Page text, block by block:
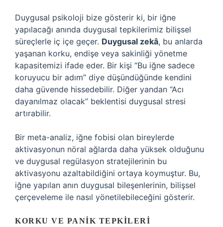
Duygusal psikoloji bize gösterir ki, bir iğne
yapılacağı anında duygusal tepkilerimiz bilişsel
süreçlerle iç içe geçer. Duygusal zekâ, bu anlarda
yaşanan korku, endişe veya sakinliği yönetme
kapasitemizi ifade eder. Bir kişi “Bu iğne sadece
koruyucu bir adım” diye düşündüğünde kendini
daha güvende hissedebilir. Diğer yandan “Acı
dayanılmaz olacak” beklentisi duygusal stresi
artırabilir.
Bir meta-analiz, iğne fobisi olan bireylerde
aktivasyonun nöral ağlarda daha yüksek olduğunu
ve duygusal regülasyon stratejilerinin bu
aktivasyonu azaltabildiğini ortaya koymuştur. Bu,
iğne yapılan anın duygusal bileşenlerinin, bilişsel
çerçeveleme ile nasıl yönetilebileceğini gösterir.
KORKU VE PANIK TEPKILERI